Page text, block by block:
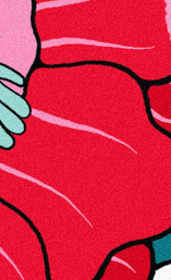
Hinnang